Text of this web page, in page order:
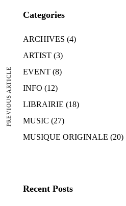
PREVIOUS ARTICLE
Categories
ARCHIVES (4)
ARTIST (3)
EVENT (8)
INFO (12)
LIBRAIRIE (18)
MUSIC (27)
MUSIQUE ORIGINALE (20)
Recent Posts